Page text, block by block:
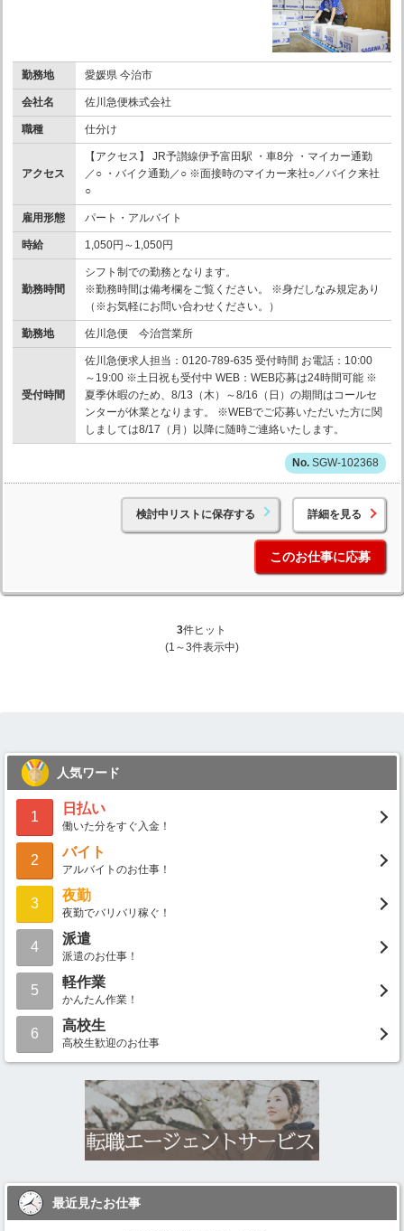
勤務地 愛媛県 今治市
会社名 佐川急便株式会社
職種 仕分け
アクセス
【アクセス】 JR予讃線伊予富田駅 ・車8分 ・マイカー通勤
／○ ・バイク通勤／○ ※面接時のマイカー来社○／バイク来社
○
雇用形態 パート・アルバイト
時給 1,050円～1,050円
勤務時間
シフト制での勤務となります。
※勤務時間は備考欄をご覧ください。 ※身だしなみ規定あり
（※お気軽にお問い合わせください。）
勤務地 佐川急便 今治営業所
受付時間
佐川急便求人担当：0120-789-635 受付時間 お電話：10:00
～19:00 ※土日祝も受付中 WEB：WEB応募は24時間可能 ※
夏季休暇のため、8/13（木）～8/16（日）の期間はコールセ
ンターが休業となります。 ※WEBでご応募いただいた方に関
しましては8/17（月）以降に随時ご連絡いたします。
SGW-102368
検討中リストに保存する 詳細を見る
このお仕事に応募
3件ヒット
(1～3件表示中)
人気ワード
1
日払い
働いた分をすぐ入金！
2
バイト
アルバイトのお仕事！
3
夜勤
夜勤でバリバリ稼ぐ！
4
派遣
派遣のお仕事！
5
軽作業
かんたん作業！
6
高校生
高校生歓迎のお仕事
最近見たお仕事